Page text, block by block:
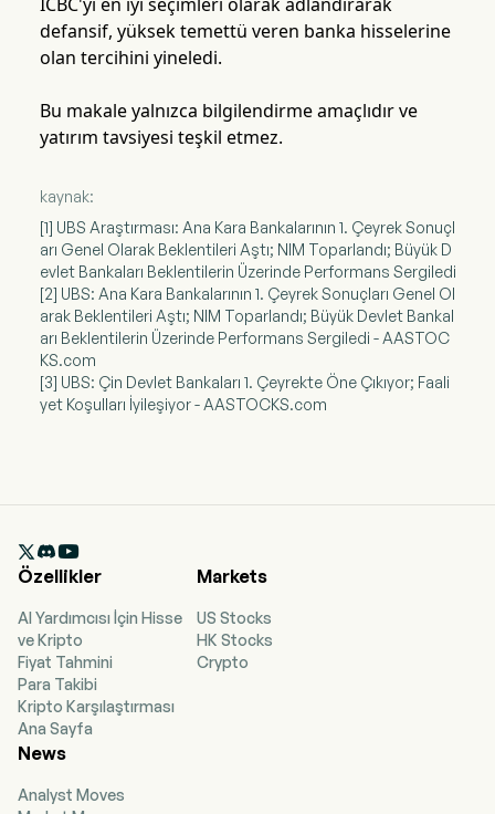
defansif, yüksek temettü veren banka hisselerine
olan tercihini yineledi.
Bu makale yalnızca bilgilendirme amaçlıdır ve
yatırım tavsiyesi teşkil etmez.
kaynak:
[1] UBS Araştırması: Ana Kara Bankalarının 1. Çeyrek Sonuçl
arı Genel Olarak Beklentileri Aştı; NIM Toparlandı; Büyük D
evlet Bankaları Beklentilerin Üzerinde Performans Sergiledi
[2] UBS: Ana Kara Bankalarının 1. Çeyrek Sonuçları Genel Ol
arak Beklentileri Aştı; NIM Toparlandı; Büyük Devlet Bankal
arı Beklentilerin Üzerinde Performans Sergiledi - AASTOC
KS.com
[3] UBS: Çin Devlet Bankaları 1. Çeyrekte Öne Çıkıyor; Faali
yet Koşulları İyileşiyor - AASTOCKS.com

Özellikler
AI Yardımcısı İçin Hisse
ve Kripto
Fiyat Tahmini
Para Takibi
Kripto Karşılaştırması
Ana Sayfa
Markets
US Stocks
HK Stocks
Crypto
News
Analyst Moves